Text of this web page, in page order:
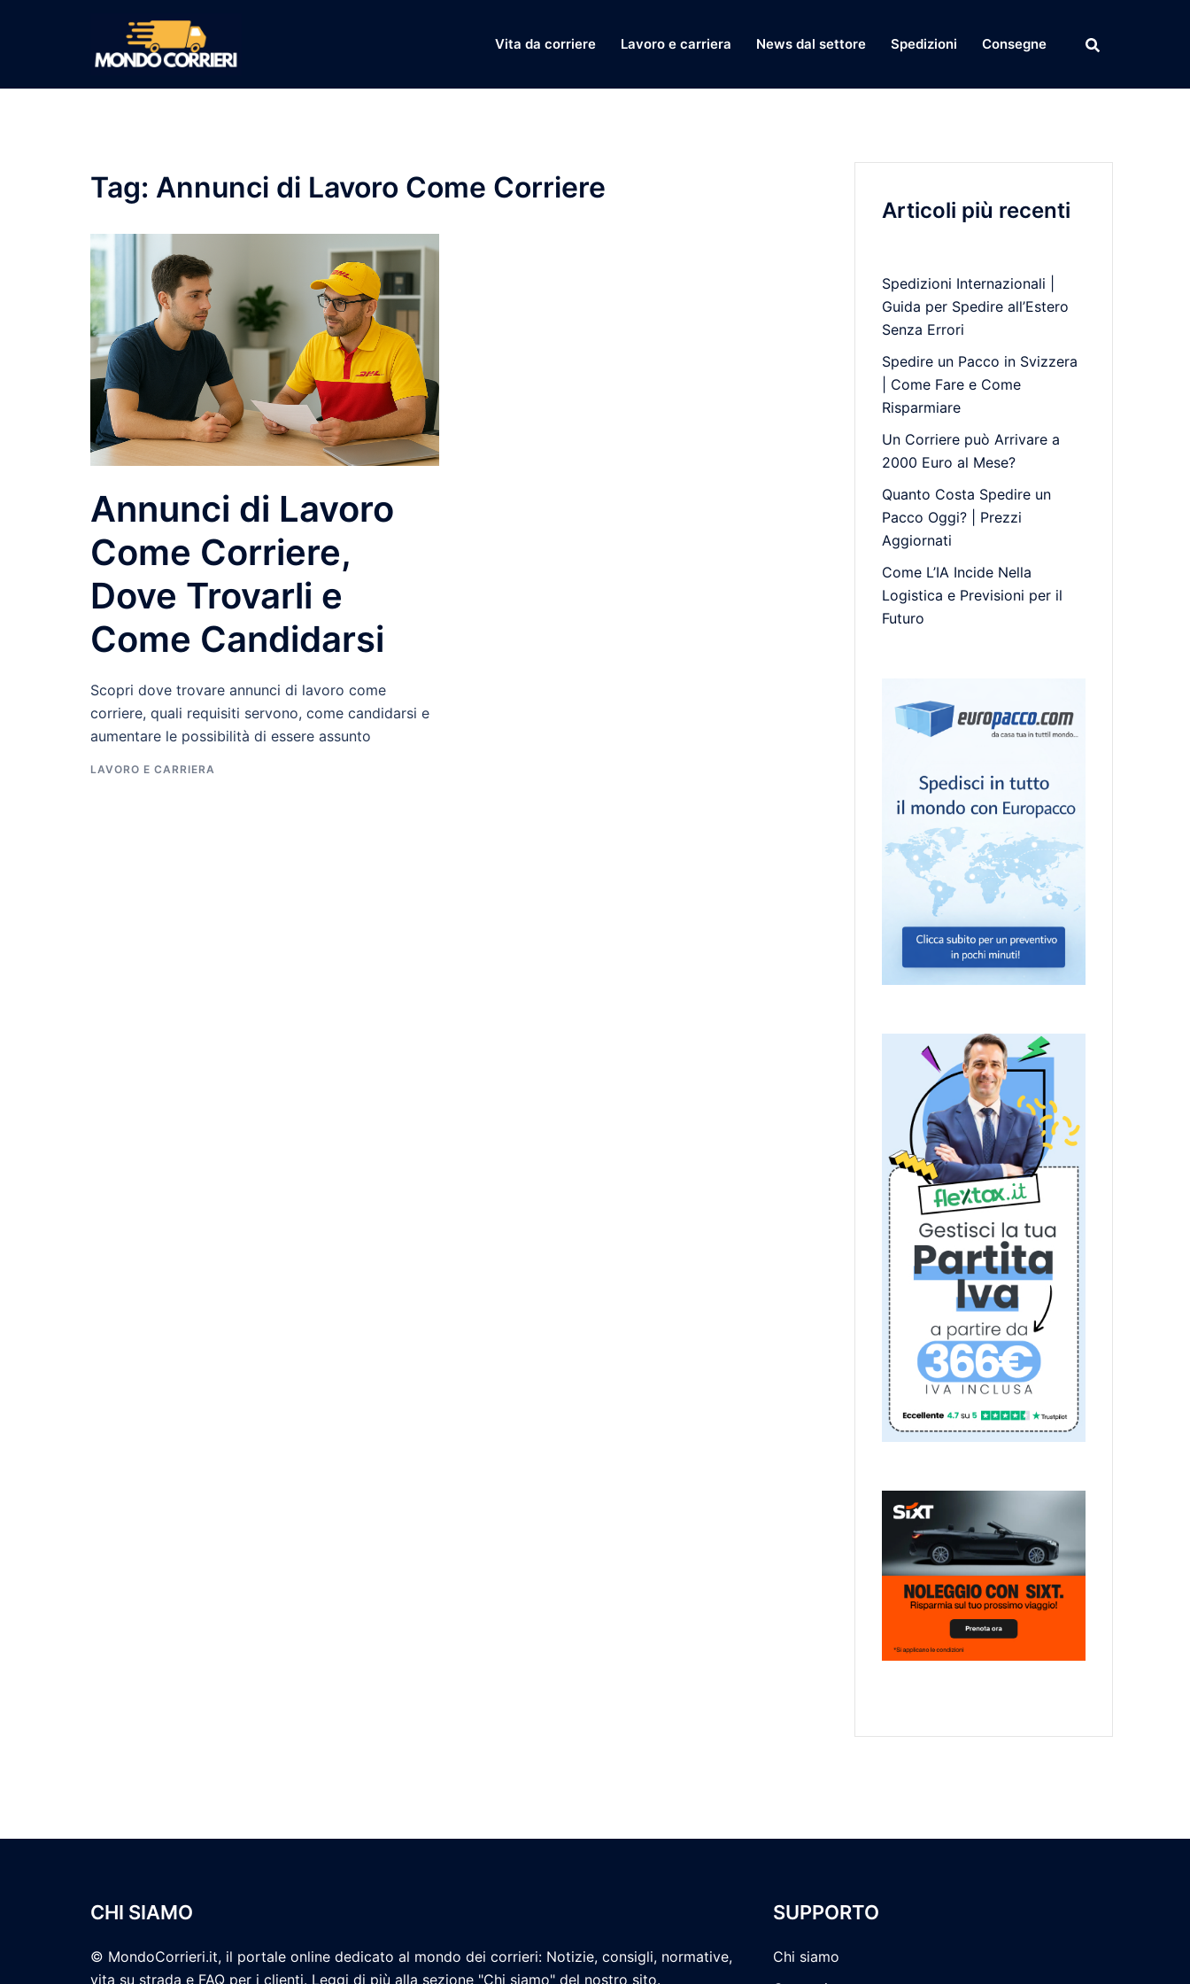
Vita da corriere Lavoro e carriera News dal settore Spedizioni Consegne
Tag: Annunci di Lavoro Come Corriere
Annunci di Lavoro
Come Corriere,
Dove Trovarli e
Come Candidarsi
Scopri dove trovare annunci di lavoro come
corriere, quali requisiti servono, come candidarsi e
aumentare le possibilità di essere assunto
LAVORO E CARRIERA
Articoli più recenti
Spedizioni Internazionali |
Guida per Spedire all’Estero
Senza Errori
Spedire un Pacco in Svizzera
| Come Fare e Come
Risparmiare
Un Corriere può Arrivare a
2000 Euro al Mese?
Quanto Costa Spedire un
Pacco Oggi? | Prezzi
Aggiornati
Come L’IA Incide Nella
Logistica e Previsioni per il
Futuro
CHI SIAMO
© MondoCorrieri.it, il portale online dedicato al mondo dei corrieri: Notizie, consigli, normative,
vita su strada e FAQ per i clienti. Leggi di più alla sezione "Chi siamo" del nostro sito.
SUPPORTO
Chi siamo